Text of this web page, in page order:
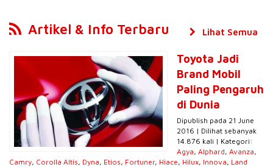
Artikel & Info Terbaru
Toyota Jadi
Brand Mobil
Paling Pengaruh
di Dunia
Dipublish pada 21 June
2016 | Dilihat sebanyak
14.876 kali | Kategori:
Agya, Alphard, Avanza,
Camry, Corolla Altis, Dyna, Etios, Fortuner, Hiace, Hilux, Innova, Land
Lihat Semua